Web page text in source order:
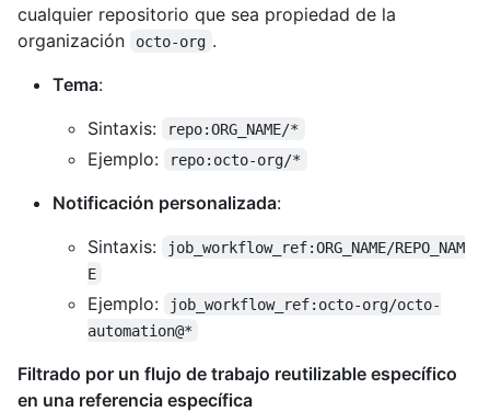
cualquier repositorio que sea propiedad de la
organización
octo-org .
Tema:
Sintaxis:
repo:ORG_NAME/*
Ejemplo: repo:octo-org/*
Notificación personalizada:
Sintaxis:
job_workflow_ref:ORG_NAME/REPO_NAM
E
Ejemplo:
job_workflow_ref:octo-org/octo-
automation@*
Filtrado por un flujo de trabajo reutilizable específico
en una referencia específica